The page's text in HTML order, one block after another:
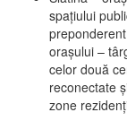
spaţiului
oraşului –
celor două
reconectate
zone